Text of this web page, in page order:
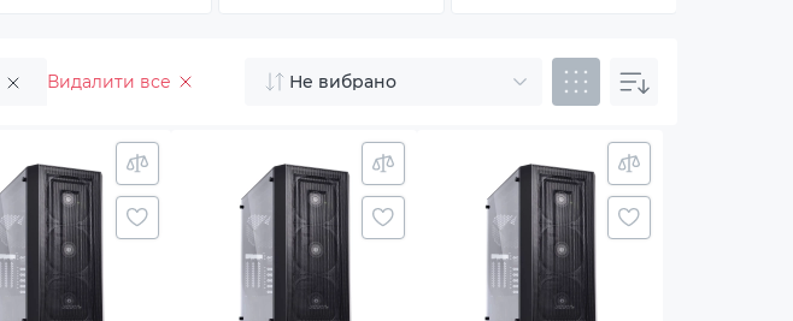
Видалити все Не вибрано